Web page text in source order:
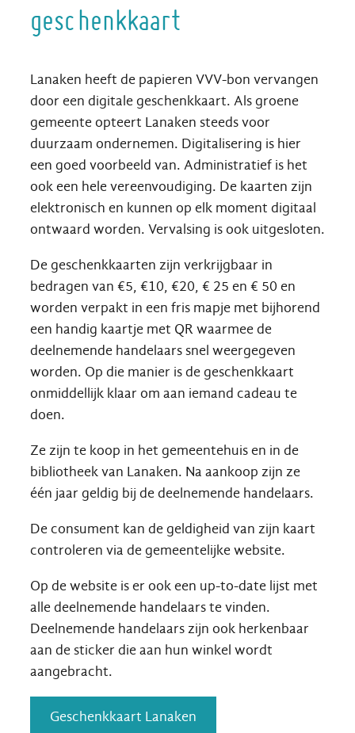
geschenkkaart
Lanaken heeft de papieren VVV-bon vervangen
door een digitale geschenkkaart. Als groene
gemeente opteert Lanaken steeds voor
duurzaam ondernemen. Digitalisering is hier
een goed voorbeeld van. Administratief is het
ook een hele vereenvoudiging. De kaarten zijn
elektronisch en kunnen op elk moment digitaal
ontwaard worden. Vervalsing is ook uitgesloten.
De geschenkkaarten zijn verkrijgbaar in
bedragen van €5, €10, €20, € 25 en € 50 en
worden verpakt in een fris mapje met bijhorend
een handig kaartje met QR waarmee de
deelnemende handelaars snel weergegeven
worden. Op die manier is de geschenkkaart
onmiddellijk klaar om aan iemand cadeau te
doen.
Ze zijn te koop in het gemeentehuis en in de
bibliotheek van Lanaken. Na aankoop zijn ze
één jaar geldig bij de deelnemende handelaars.
De consument kan de geldigheid van zijn kaart
controleren via de gemeentelijke website.
Op de website is er ook een up-to-date lijst met
alle deelnemende handelaars te vinden.
Deelnemende handelaars zijn ook herkenbaar
aan de sticker die aan hun winkel wordt
aangebracht.
Geschenkkaart Lanaken